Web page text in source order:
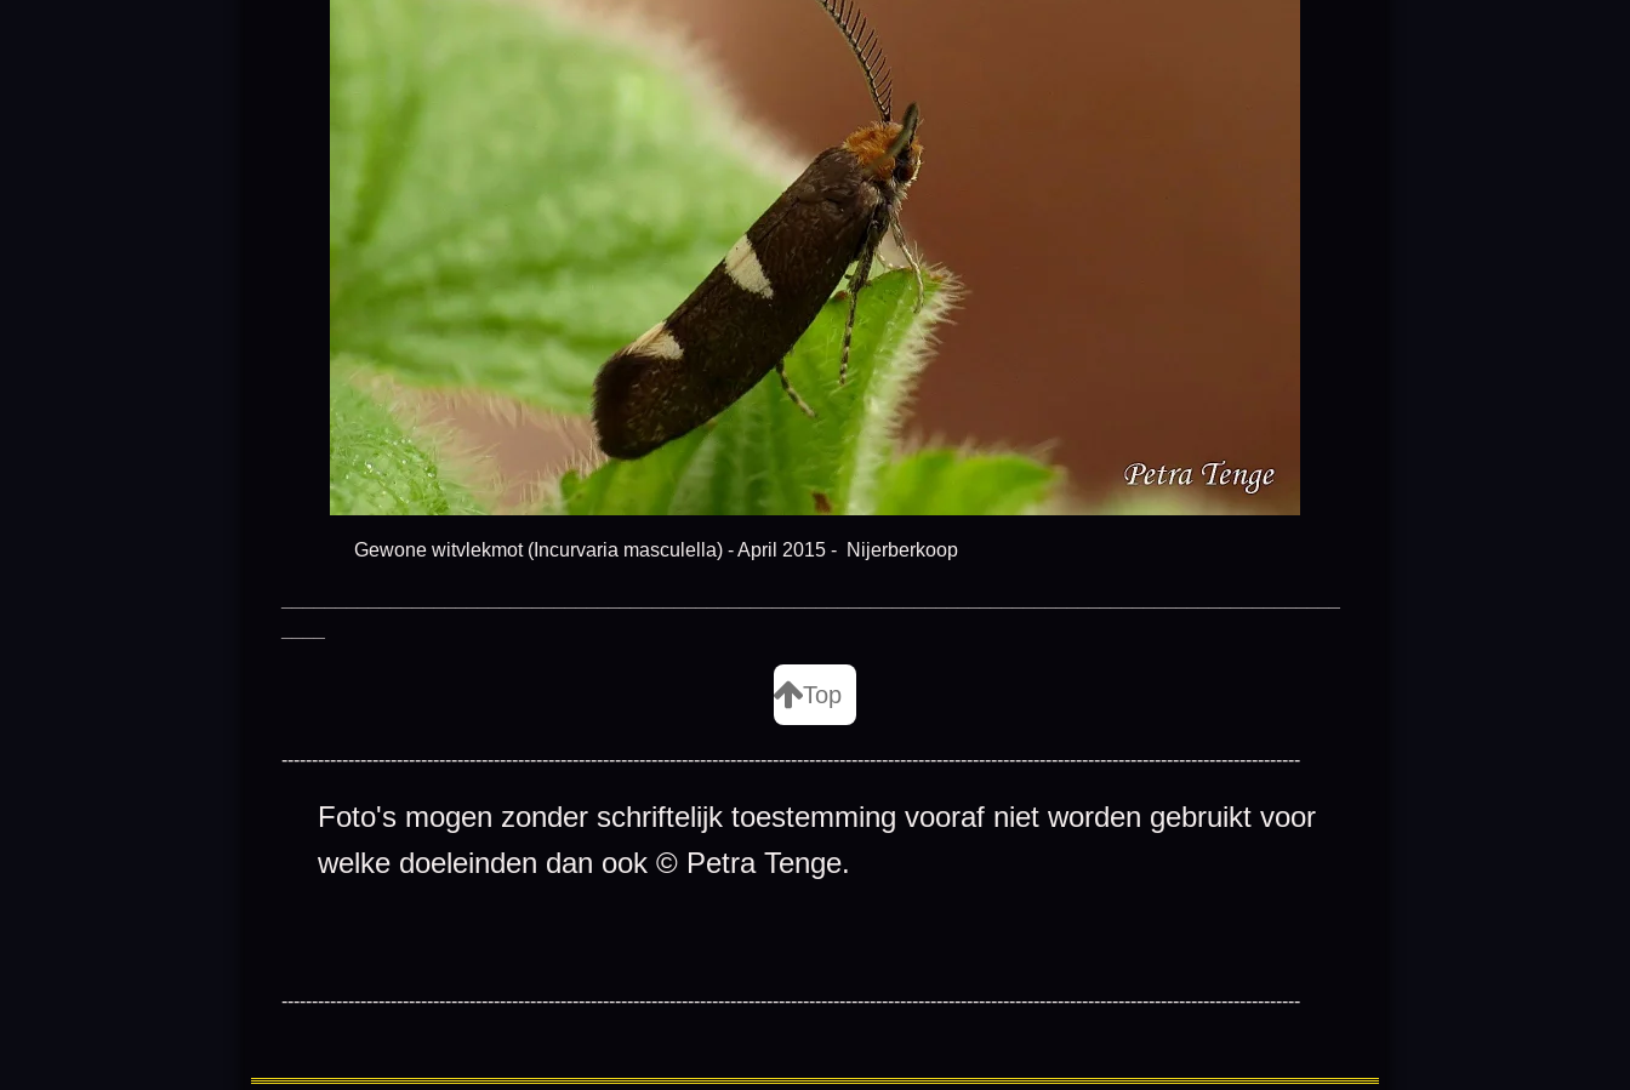
Gewone witvlekmot (Incurvaria masculella) - April 2015 - Nijerberkoop
Top
------------------------------------------------------------------------------------------------------------------------------------------------------------------------
Foto's mogen zonder schriftelijk toestemming vooraf niet worden gebruikt voor
welke doeleinden dan ook © Petra Tenge.
------------------------------------------------------------------------------------------------------------------------------------------------------------------------